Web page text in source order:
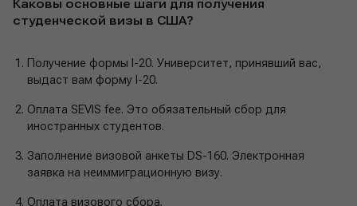
Каковы основные шаги для получения
студенческой визы в США?
Получение формы I-20. Университет, принявший вас,
выдаст вам форму I-20.
Оплата SEVIS fee. Это обязательный сбор для
иностранных студентов.
Заполнение визовой анкеты DS-160. Электронная
заявка на неиммиграционную визу.
Оплата визового сбора.